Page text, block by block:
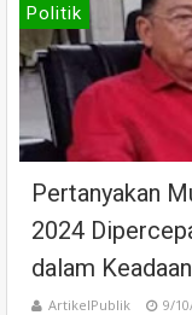
Politik
Pertanyakan
2024
dalam
ArtikelPublik 9/